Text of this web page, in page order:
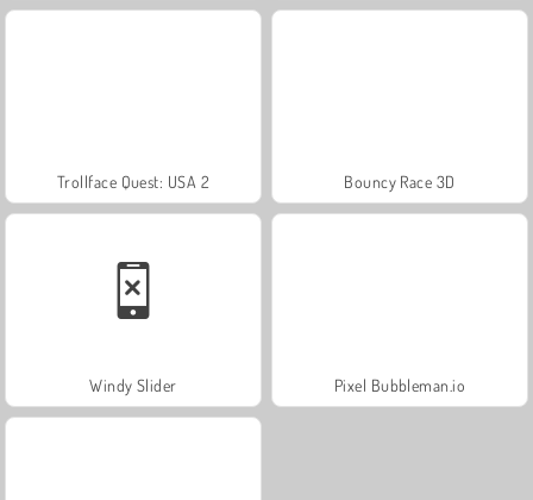
Trollface Quest: USA 2 Bouncy Race 3D
Windy Slider Pixel Bubbleman.io